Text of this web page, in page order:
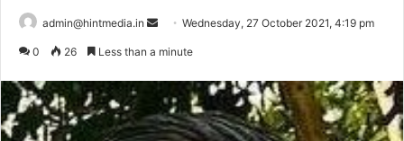
admin@hintmedia.in
SendWednesday, 27 October 2021, 4:19 pm
0 26 Less than a minute